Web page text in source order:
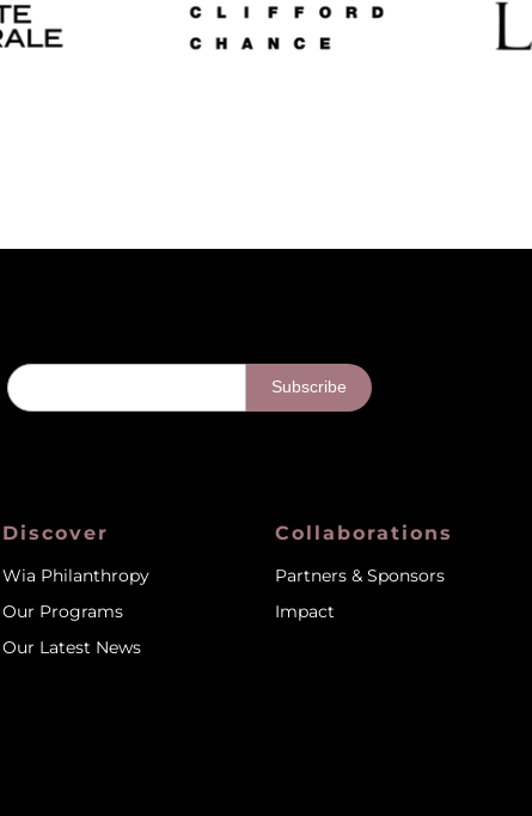
Discover
Wia Philanthropy
Our Programs
Our Latest News
Collaborations
Partners & Sponsors
Impact